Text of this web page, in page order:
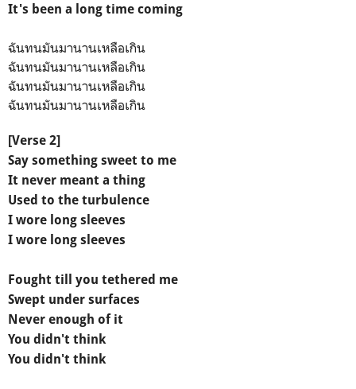
It's been a long time coming
ฉันทนมันมานานเหลือเกิน
ฉันทนมันมานานเหลือเกิน
ฉันทนมันมานานเหลือเกิน
ฉันทนมันมานานเหลือเกิน
[Verse 2]
Say something sweet to me
It never meant a thing
Used to the turbulence
I wore long sleeves
I wore long sleeves
Fought till you tethered me
Swept under surfaces
Never enough of it
You didn't think
You didn't think